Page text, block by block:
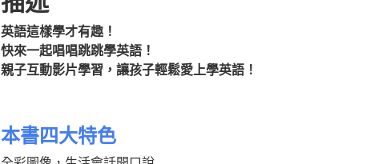
英語這樣學才有趣！
快來一起唱唱跳跳學英語！
親子互動影片學習，讓孩子輕鬆愛上學英語！
本書四大特色